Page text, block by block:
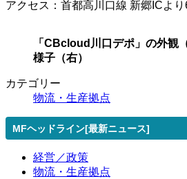
アクセス：首都高川口線 新郷ICより
「CBcloud川口デポ」の外観
様子（右）
カテゴリー
物流・生産拠点
MFヘッドライン[最新ニュース]
経営／政策
物流・生産拠点